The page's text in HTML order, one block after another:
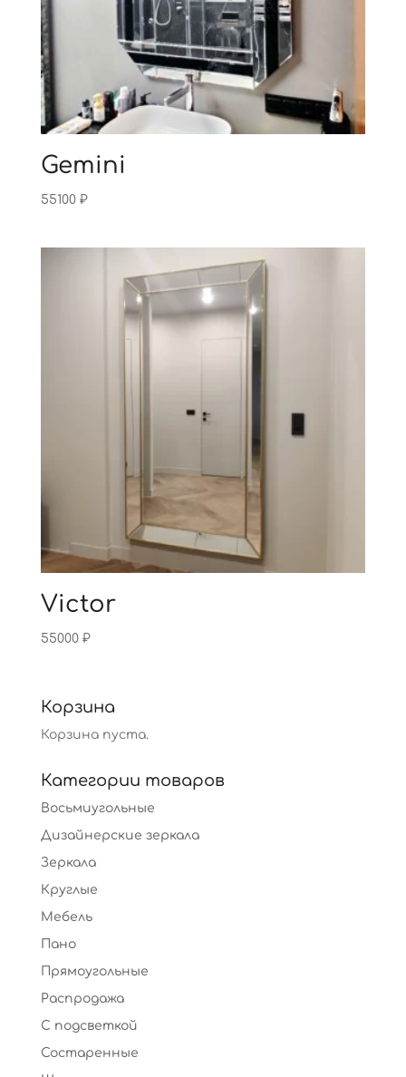
Gemini
55100 ₽
Victor
55000 ₽
Корзина
Корзина пуста.
Категории товаров
Восьмиугольные
Дизайнерские зеркала
Зеркала
Круглые
Мебель
Пано
Прямоугольные
Распродажа
С подсветкой
Состаренные